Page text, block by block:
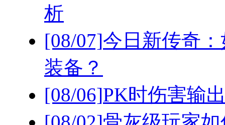
析
[08/07]今日新传奇
装备？
[08/06]PK时伤害输